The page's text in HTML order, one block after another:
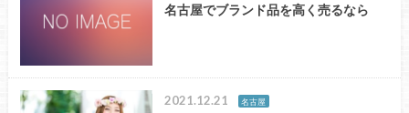
名古屋でブランド品を高く売るなら
2021.12.21 名古屋